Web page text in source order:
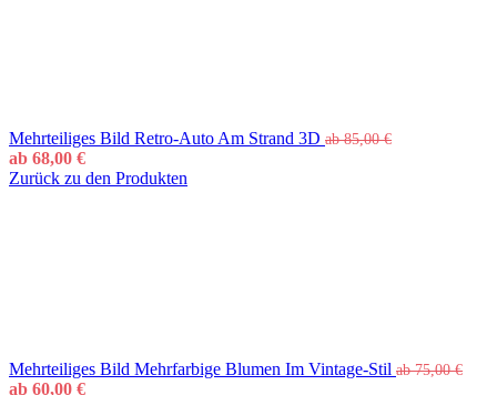
Mehrteiliges Bild Retro-Auto Am Strand 3D ab85,00€
ab 68,00 €
Zurück zu den Produkten
Mehrteiliges Bild Mehrfarbige Blumen Im Vintage-Stil ab75,00€
ab 60,00 €